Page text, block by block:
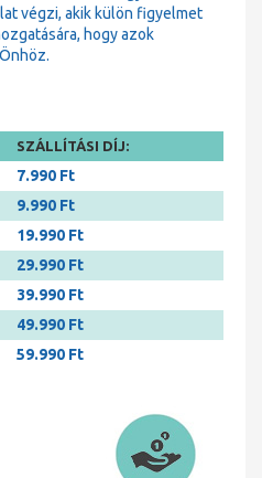
végzi, akik külön figyelmet
hogy azok
SZÁLLÍTÁSI DÍJ:
7.990 Ft
9.990 Ft
19.990 Ft
29.990 Ft
39.990 Ft
49.990 Ft
59.990 Ft